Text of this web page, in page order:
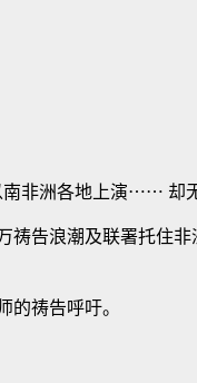
南非洲各地上演⋯⋯ 却
祷告浪潮及联署托住
祷告呼吁。